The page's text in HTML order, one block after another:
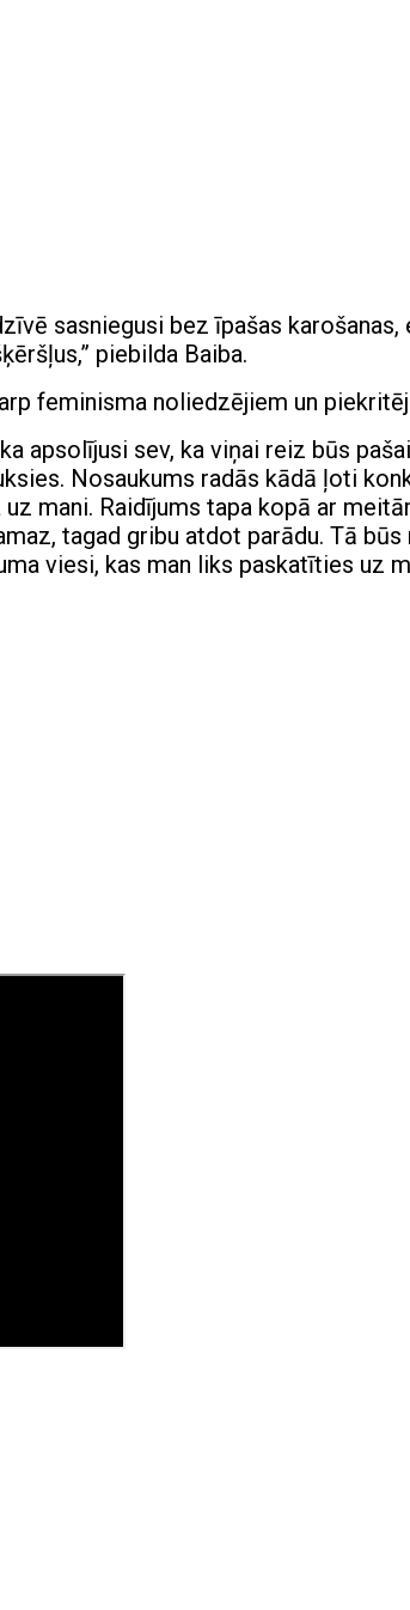
sasniegusi bez īpašas karošanas,
piebilda Baiba.
feminisma noliedzējiem un
apsolījusi sev, ka viņai reiz būs
Nosaukums radās kādā ļoti
mani. Raidījums tapa kopā ar
tagad gribu atdot parādu. Tā būs
viesi, kas man liks paskatīties uz